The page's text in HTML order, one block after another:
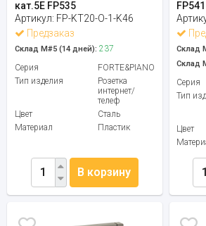
кат.5E FP535
Артикул: FP-KT20-O-1-K46
Предзаказ
Склад М#5 (14 дней): 237
Серия
FORTE&PIANO
Тип изделия
Розетка
интернет/
телеф
Цвет
Сталь
Материал
Пластик
В корзину
FP541
Склад
Склад
Серия
Тип
Цвет